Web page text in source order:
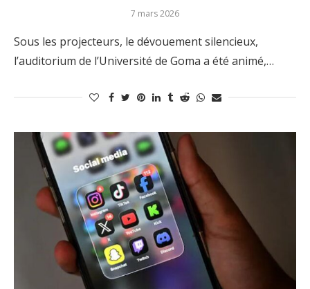
7 mars 2026
Sous les projecteurs, le dévouement silencieux,
l’auditorium de l’Université de Goma a été animé,…